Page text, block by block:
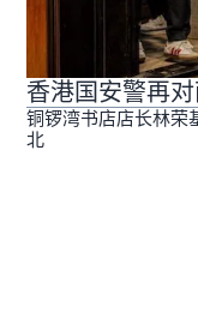
香港国安警再
铜锣湾书店店长林荣
北